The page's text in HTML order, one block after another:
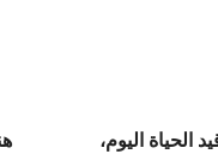
اليوم،